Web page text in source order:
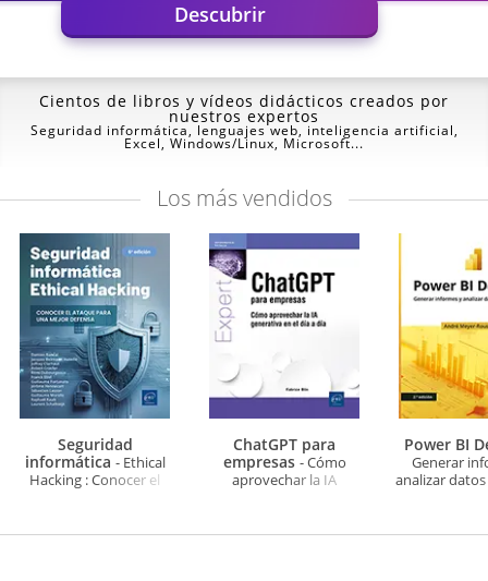
Descubrir
Cientos de libros y vídeos didácticos creados por
nuestros expertos
Seguridad informática, lenguajes web, inteligencia artificial,
Excel, Windows/Linux, Microsoft...
Los más vendidos
Seguridad
informática - Ethical
Hacking : Conocer el
ChatGPT para
empresas - Cómo
aprovechar la IA
Power BI
Generar
analizar